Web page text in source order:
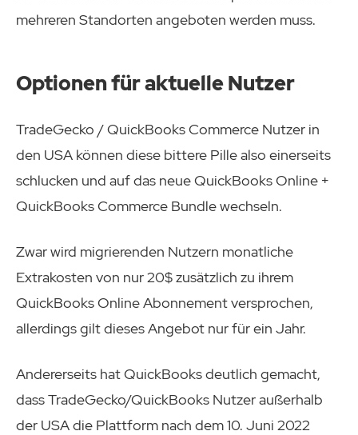
mehreren Standorten angeboten werden muss.
Optionen für aktuelle Nutzer
TradeGecko / QuickBooks Commerce Nutzer in
den USA können diese bittere Pille also einerseits
schlucken und auf das neue QuickBooks Online +
QuickBooks Commerce Bundle wechseln.
Zwar wird migrierenden Nutzern monatliche
Extrakosten von nur 20$ zusätzlich zu ihrem
QuickBooks Online Abonnement versprochen,
allerdings gilt dieses Angebot nur für ein Jahr.
Andererseits hat QuickBooks deutlich gemacht,
dass TradeGecko/QuickBooks Nutzer außerhalb
der USA die Plattform nach dem 10. Juni 2022